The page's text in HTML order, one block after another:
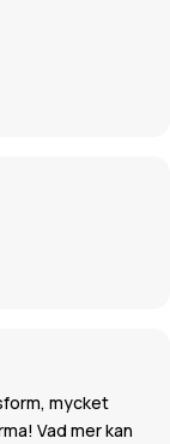
mycket
Vad mer kan